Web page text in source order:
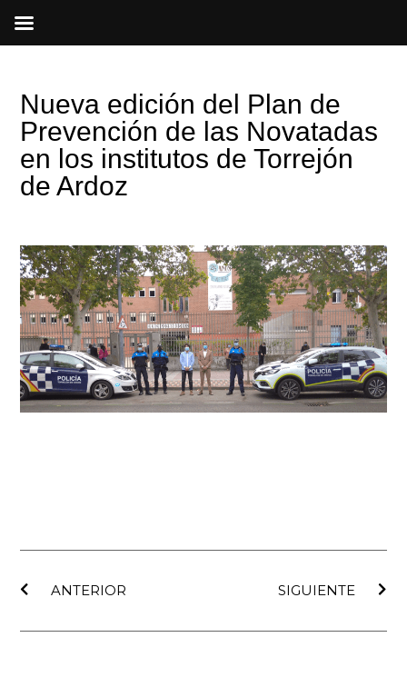
Nueva edición del Plan de
Prevención de las Novatadas
en los institutos de Torrejón
de Ardoz
ANTERIOR
SIGUIENTE